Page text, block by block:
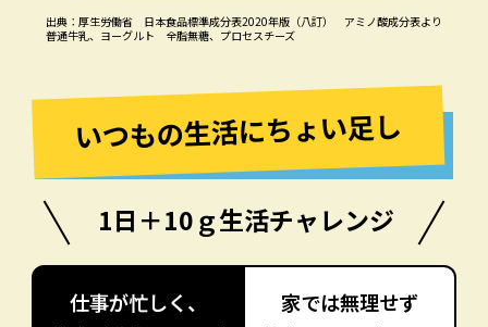
出典：厚生労働省 日本食品標準成分表2020年版（八訂） アミノ酸成分表より
普通牛乳、ヨーグルト 全脂無糖、プロセスチーズ
いつもの生活にちょい足し
1日＋10ｇ生活チャレンジ
仕事が忙しく、
家では無理せず